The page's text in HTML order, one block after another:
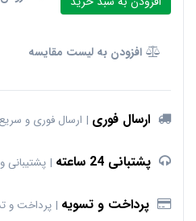
افزودن به لیست مقایسه
ارسال فوری ارسال فوری و
پشتبانی 24 ساعته پشتیبانی و
پرداخت و تسویه پرداخت و